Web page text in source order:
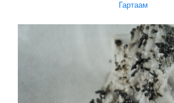
Гартаам